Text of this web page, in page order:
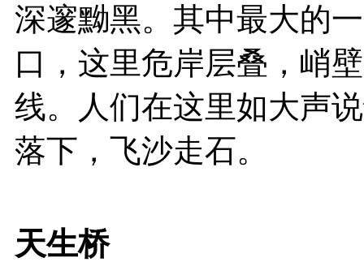
深邃黝黑。其中最大的
口，这里危岸层叠，峭
线。人们在这里如大声
落下，飞沙走石。
天生桥